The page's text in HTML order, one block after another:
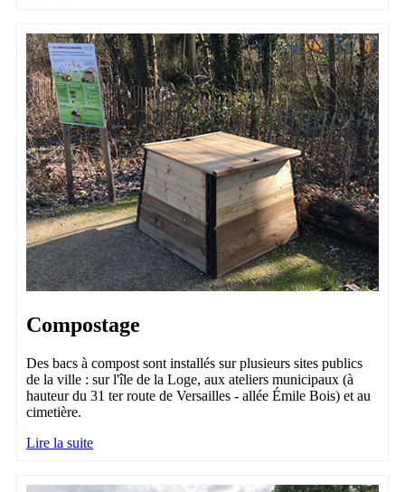
Compostage
Des bacs à compost sont installés sur plusieurs sites publics
de la ville : sur l'île de la Loge, aux ateliers municipaux (à
hauteur du 31 ter route de Versailles - allée Émile Bois) et au
cimetière.
Lire la suite